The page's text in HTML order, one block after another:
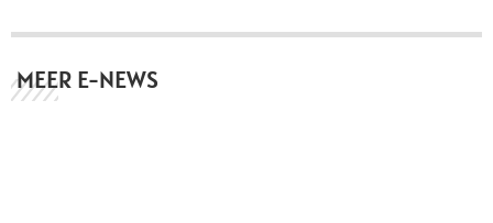
MEER E-NEWS